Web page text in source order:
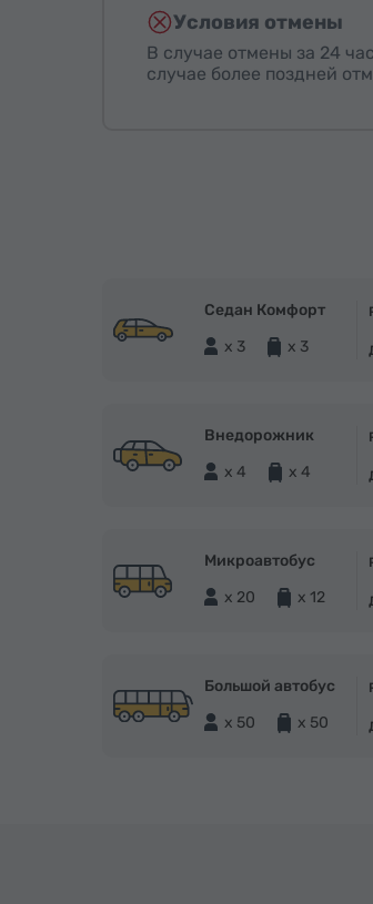
Условия отмены
В случае отмены за 24
случае более поздней
Седан Комфорт
x 3
x 3
Внедорожник
x 4
x 4
Микроавтобус
x 20
x 12
Большой автобус
x 50
x 50